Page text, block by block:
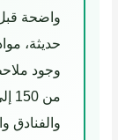
واضحة
حديثة،
وجود
والفنادق